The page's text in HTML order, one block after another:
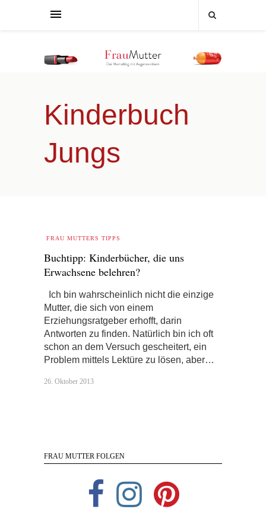
Kinderbuch
Jungs
FRAU MUTTERS TIPPS
Buchtipp: Kinderbücher, die uns
Erwachsene belehren?
Ich bin wahrscheinlich nicht die einzige
Mutter, die sich von einem
Erziehungsratgeber erhofft, darin
Antworten zu finden. Natürlich bin ich oft
schon an dem Versuch gescheitert, ein
Problem mittels Lektüre zu lösen, aber…
26. Oktober 2013
FRAU MUTTER FOLGEN